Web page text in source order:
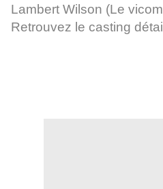
Lambert Wilson (Le
Retrouvez le casting